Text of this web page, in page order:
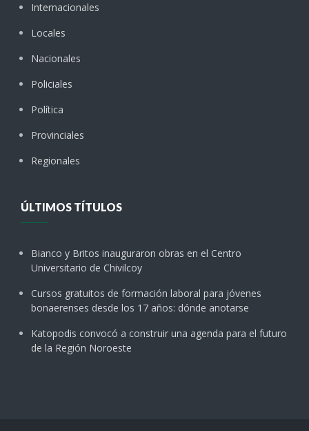
Internacionales
Locales
Nacionales
Policiales
Política
Provinciales
Regionales
ÚLTIMOS TÍTULOS
Bianco y Britos inauguraron obras en el Centro
Universitario de Chivilcoy
Cursos gratuitos de formación laboral para jóvenes
bonaerenses desde los 17 años: dónde anotarse
Katopodis convocó a construir una agenda para el futuro
de la Región Noroeste